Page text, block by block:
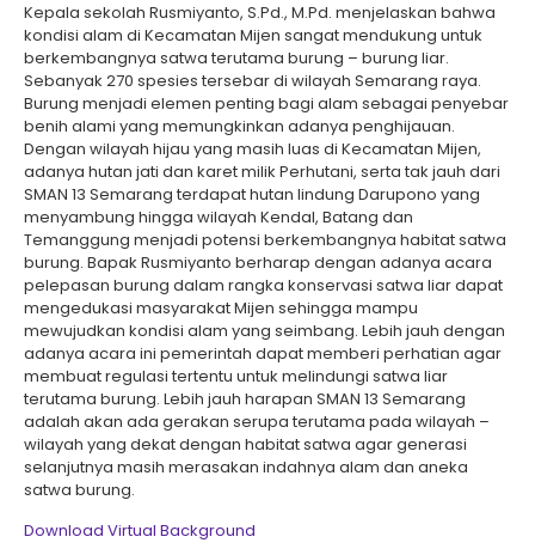
Kepala sekolah Rusmiyanto, S.Pd., M.Pd. menjelaskan bahwa
kondisi alam di Kecamatan Mijen sangat mendukung untuk
berkembangnya satwa terutama burung – burung liar.
Sebanyak 270 spesies tersebar di wilayah Semarang raya.
Burung menjadi elemen penting bagi alam sebagai penyebar
benih alami yang memungkinkan adanya penghijauan.
Dengan wilayah hijau yang masih luas di Kecamatan Mijen,
adanya hutan jati dan karet milik Perhutani, serta tak jauh dari
SMAN 13 Semarang terdapat hutan lindung Darupono yang
menyambung hingga wilayah Kendal, Batang dan
Temanggung menjadi potensi berkembangnya habitat satwa
burung. Bapak Rusmiyanto berharap dengan adanya acara
pelepasan burung dalam rangka konservasi satwa liar dapat
mengedukasi masyarakat Mijen sehingga mampu
mewujudkan kondisi alam yang seimbang. Lebih jauh dengan
adanya acara ini pemerintah dapat memberi perhatian agar
membuat regulasi tertentu untuk melindungi satwa liar
terutama burung. Lebih jauh harapan SMAN 13 Semarang
adalah akan ada gerakan serupa terutama pada wilayah –
wilayah yang dekat dengan habitat satwa agar generasi
selanjutnya masih merasakan indahnya alam dan aneka
satwa burung.
Download Virtual Background